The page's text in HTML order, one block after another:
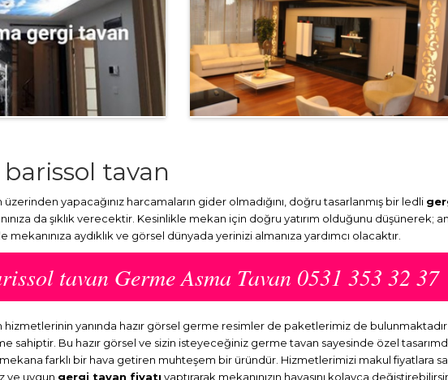
tavan
yapacağınız harcamaların gider olmadığını, doğru tasarlanmış bir ledli
da şıklık verecektir. Kesinlikle mekan için doğru yatırım olduğunu düşünerek;
mekanınıza aydıklık ve görsel dünyada yerinizi almanıza yardımcı olacaktır.
tavan Germe Asma Tavan 0531 353 32 37
hizmetlerinin yanında hazır görsel germe resimler de paketlerimiz de
sahiptir. Bu hazır görsel ve sizin isteyeceğiniz germe tavan sayesinde özel
farklı bir hava getiren muhteşem bir üründür. Hizmetlerimizi makul fiyatlara
ve uygun gergi tavan fiyatı yaptırarak mekanınızın havasını kolayca